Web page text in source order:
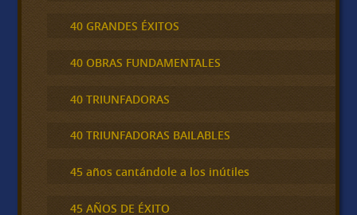
40 GRANDES ÉXITOS
40 OBRAS FUNDAMENTALES
40 TRIUNFADORAS
40 TRIUNFADORAS BAILABLES
45 años cantándole a los inútiles
45 AÑOS DE ÉXITO